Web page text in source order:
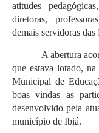
atitudes
diretoras,
demais servidoras
A abertura
que estava lotado,
Municipal de
boas vindas as
desenvolvido pela
município de Ibiá.